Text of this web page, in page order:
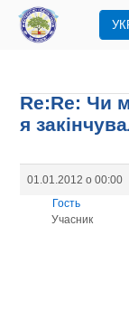
Re:Re: Чи
я
01.01.2012 о 00:00
Гость
Учасник